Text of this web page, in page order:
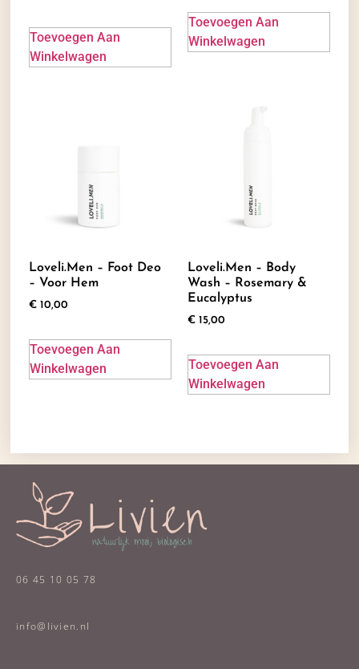
Toevoegen Aan
Winkelwagen
Toevoegen Aan
Winkelwagen
Loveli.men – Foot Deo
– Voor Hem
€ 10,00
Toevoegen Aan
Winkelwagen
Loveli.men – Body
Wash – Rosemary &
Eucalyptus
€ 15,00
Toevoegen Aan
Winkelwagen
06 45 10 05 78
info@livien.nl